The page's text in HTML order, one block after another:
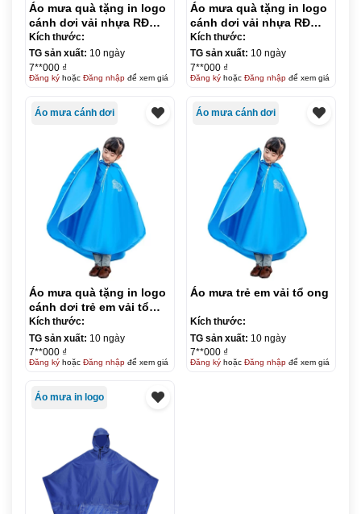
Áo mưa quà tặng in logo
cánh dơi vải nhựa RĐ
0.15 KQ-AM09
Kích thước:
TG sản xuất: 10 ngày
7**000 ₫
Đăng kýhoặc Đăng nhậpđể xem giá
Áo mưa quà tặng in logo
cánh dơi vải nhựa RĐ
0.17 KQ-AM10
Kích thước:
TG sản xuất: 10 ngày
7**000 ₫
Đăng kýhoặc Đăng nhậpđể xem giá
Áo mưa cánh dơi
Áo mưa quà tặng in logo
cánh dơi trẻ em vải tổ
ong KQ-AM11
Kích thước:
TG sản xuất: 10 ngày
7**000 ₫
Đăng kýhoặc Đăng nhậpđể xem giá
Áo mưa cánh dơi
Áo mưa trẻ em vải tổ ong
Kích thước:
TG sản xuất: 10 ngày
7**000 ₫
Đăng kýhoặc Đăng nhậpđể xem giá
Áo mưa in logo